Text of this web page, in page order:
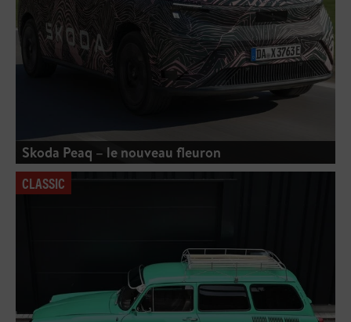
Skoda Peaq – le nouveau fleuron
CLASSIC